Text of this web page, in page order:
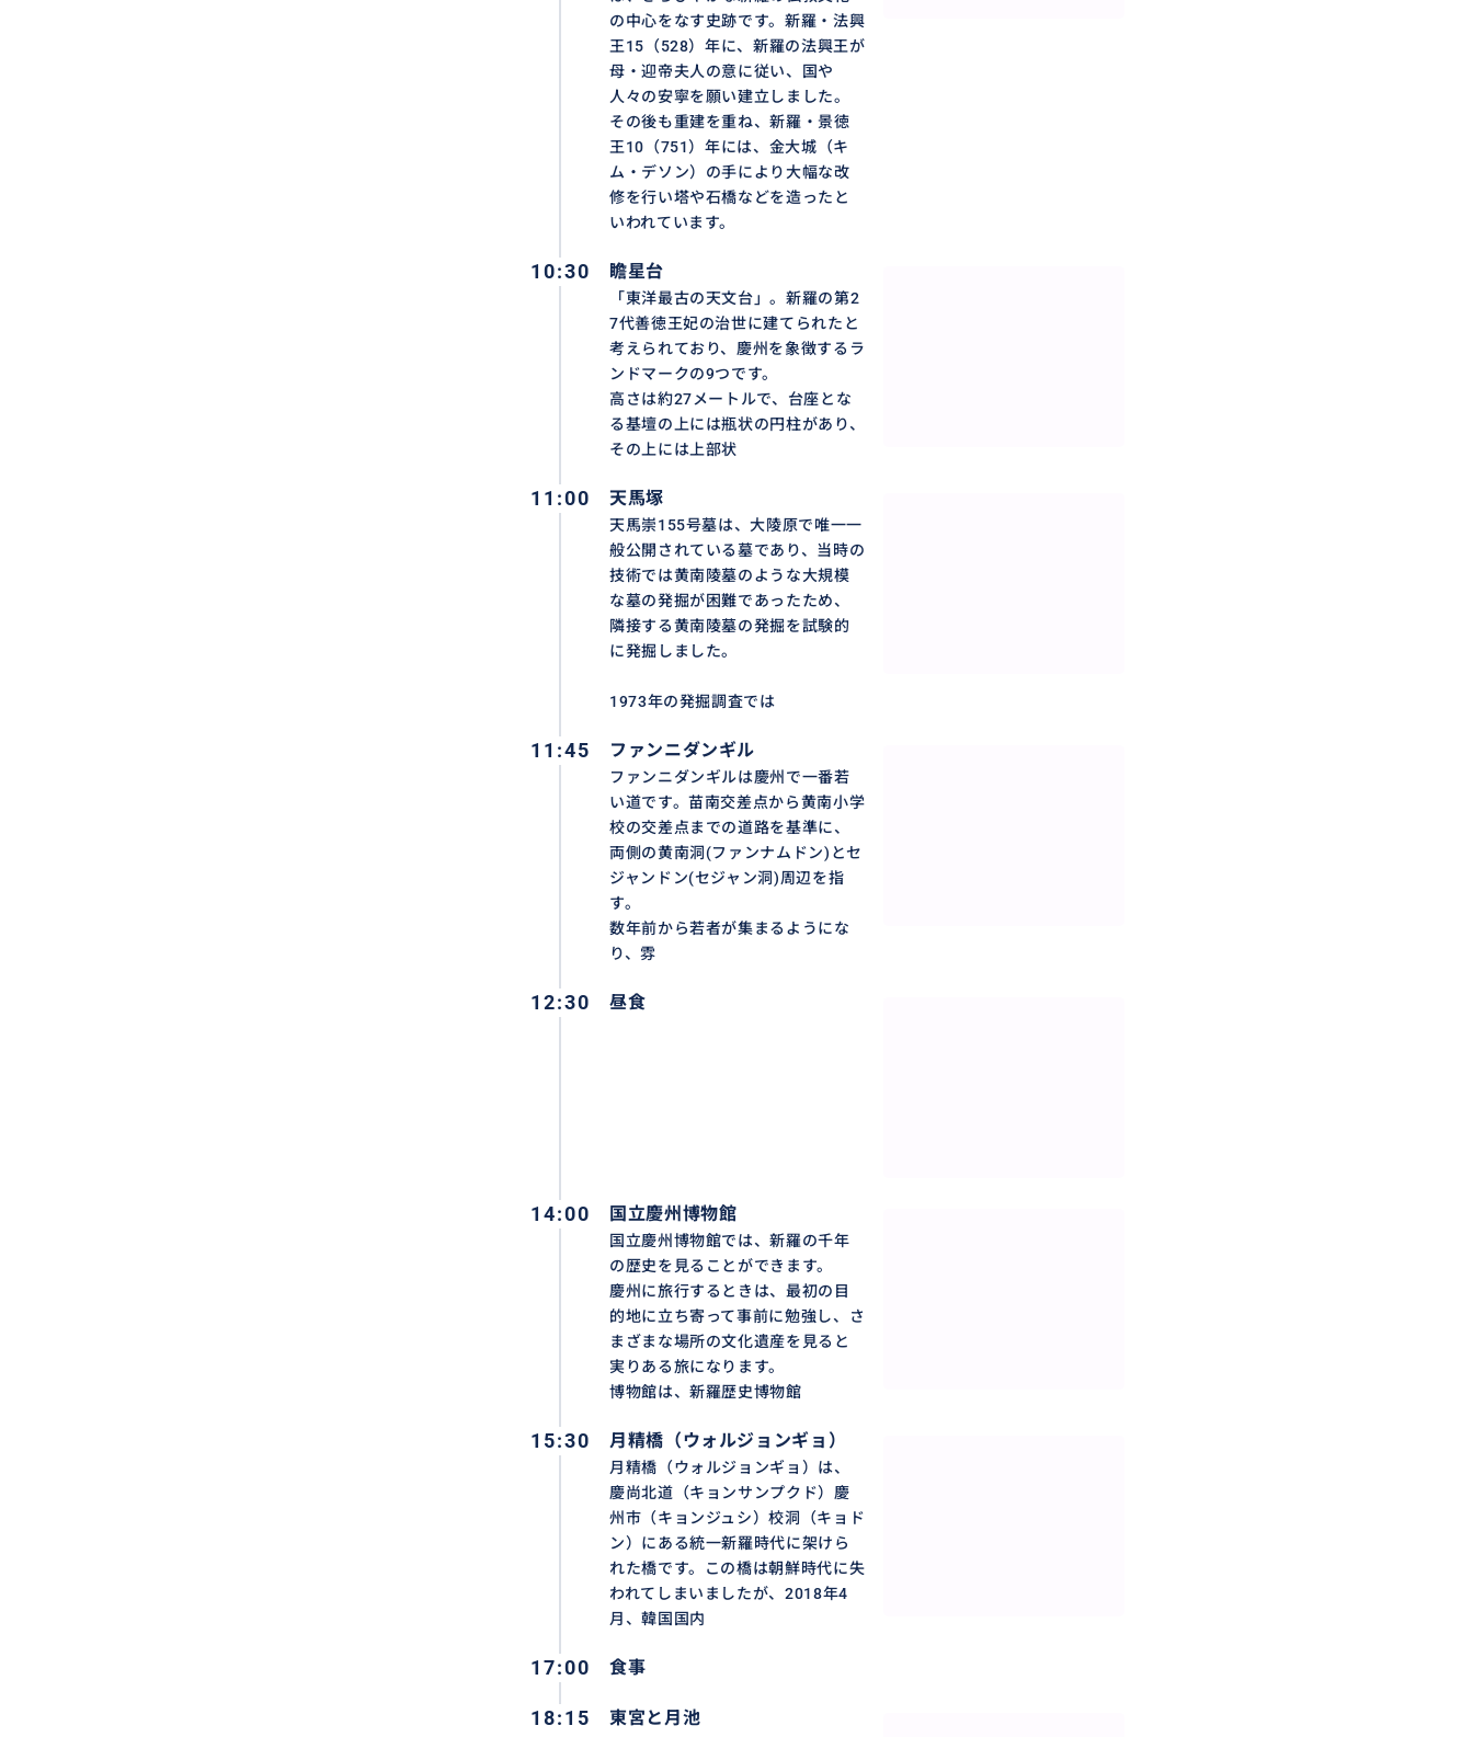
の中心をなす史跡です。新羅・法興
王15（528）年に、新羅の法興王が
母・迎帝夫人の意に従い、国や
人々の安寧を願い建立しました。
その後も重建を重ね、新羅・景徳
王10（751）年には、金大城（キ
ム・デソン）の手により大幅な改
修を行い塔や石橋などを造ったと
いわれています。
10:30 瞻星台
「東洋最古の天文台」。新羅の第2
7代善徳王妃の治世に建てられたと
考えられており、慶州を象徴するラ
ンドマークの9つです。
高さは約27メートルで、台座とな
る基壇の上には瓶状の円柱があり、
その上には上部状
11:00 天馬塚
天馬崇155号墓は、大陵原で唯一一
般公開されている墓であり、当時の
技術では黄南陵墓のような大規模
な墓の発掘が困難であったため、
隣接する黄南陵墓の発掘を試験的
に発掘しました。
1973年の発掘調査では
11:45 ファンニダンギル
ファンニダンギルは慶州で一番若
い道です。苗南交差点から黄南小学
校の交差点までの道路を基準に、
両側の黄南洞(ファンナムドン)とセ
ジャンドン(セジャン洞)周辺を指
す。
数年前から若者が集まるようにな
り、雰
12:30 昼食
14:00 国立慶州博物館
国立慶州博物館では、新羅の千年
の歴史を見ることができます。
慶州に旅行するときは、最初の目
的地に立ち寄って事前に勉強し、さ
まざまな場所の文化遺産を見ると
実りある旅になります。
博物館は、新羅歴史博物館
15:30 月精橋（ウォルジョンギョ）
月精橋（ウォルジョンギョ）は、
慶尚北道（キョンサンプクド）慶
州市（キョンジュシ）校洞（キョド
ン）にある統一新羅時代に架けら
れた橋です。この橋は朝鮮時代に失
われてしまいましたが、2018年4
月、韓国国内
17:00 食事
18:15 東宮と月池